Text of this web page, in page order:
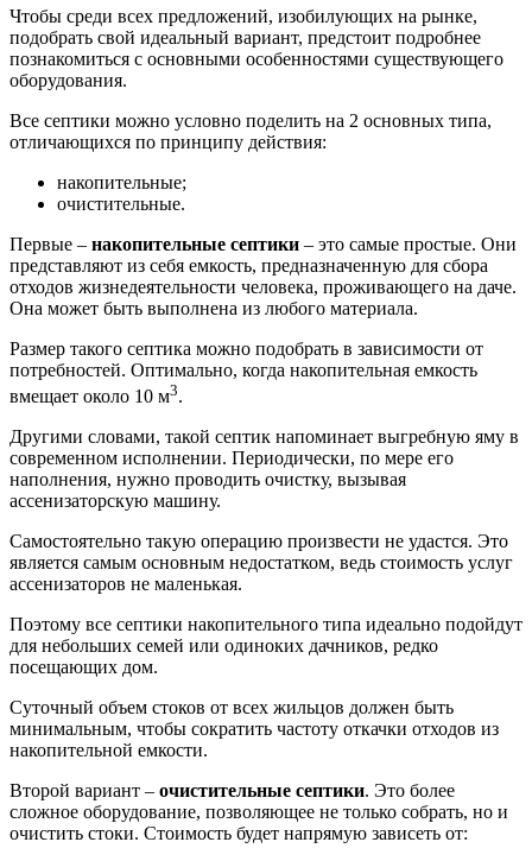
Чтобы среди всех предложений, изобилующих на рынке,
подобрать свой идеальный вариант, предстоит подробнее
познакомиться с основными особенностями существующего
оборудования.
Все септики можно условно поделить на 2 основных типа,
отличающихся по принципу действия:
накопительные;
очистительные.
Первые – накопительные септики – это самые простые. Они
представляют из себя емкость, предназначенную для сбора
отходов жизнедеятельности человека, проживающего на даче.
Она может быть выполнена из любого материала.
Размер такого септика можно подобрать в зависимости от
потребностей. Оптимально, когда накопительная емкость
вмещает около 10 м3.
Другими словами, такой септик напоминает выгребную яму в
современном исполнении. Периодически, по мере его
наполнения, нужно проводить очистку, вызывая
ассенизаторскую машину.
Самостоятельно такую операцию произвести не удастся. Это
является самым основным недостатком, ведь стоимость услуг
ассенизаторов не маленькая.
Поэтому все септики накопительного типа идеально подойдут
для небольших семей или одиноких дачников, редко
посещающих дом.
Суточный объем стоков от всех жильцов должен быть
минимальным, чтобы сократить частоту откачки отходов из
накопительной емкости.
Второй вариант – очистительные септики. Это более
сложное оборудование, позволяющее не только собрать, но и
очистить стоки. Стоимость будет напрямую зависеть от: